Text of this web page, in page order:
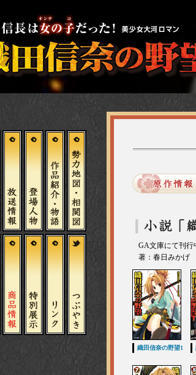
GA文庫にて刊行
著：春日みかげ
織田信奈の野望1